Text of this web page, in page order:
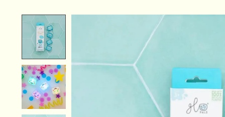
Product image slideshow Items